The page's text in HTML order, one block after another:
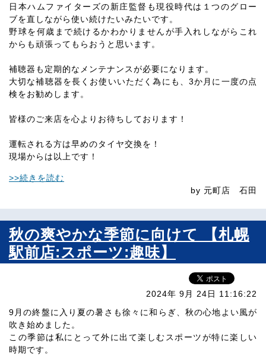
日本ハムファイターズの新庄監督も現役時代は１つのグロー
ブを直しながら使い続けたいみたいです。
野球を何歳まで続けるかわかりませんが手入れしながらこれ
からも頑張ってもらおうと思います。
補聴器も定期的なメンテナンスが必要になります。
大切な補聴器を長くお使いいただく為にも、3か月に一度の点
検をお勧めします。
皆様のご来店を心よりお待ちしております！
運転される方は早めのタイヤ交換を！
現場からは以上です！
>>続きを読む
by 元町店 石田
秋の爽やかな季節に向けて 【札幌
駅前店:スポーツ:趣味】
2024年 9月 24日 11:16:22
9月の終盤に入り夏の暑さも徐々に和らぎ、秋の心地よい風が
吹き始めました。
この季節は私にとって外に出て楽しむスポーツが特に楽しい
時期です。